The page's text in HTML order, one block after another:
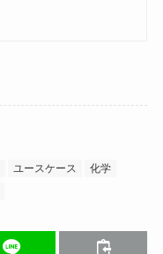
ユースケース
化学